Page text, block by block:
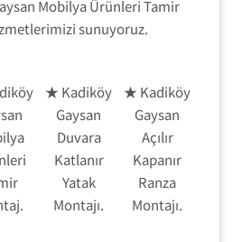
Mobilya Ürünleri Tamir
sunuyoruz.
★ Kadiköy
Gaysan
Duvara
Katlanır
Yatak
Montajı.
★ Kadiköy
Gaysan
Açılır
Kapanır
Ranza
Montajı.